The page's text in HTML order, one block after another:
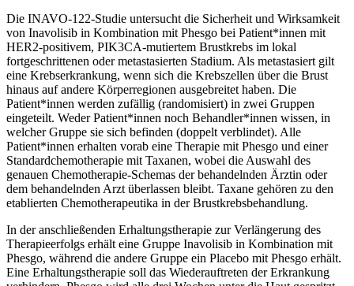
Die INAVO-122-Studie untersucht die Sicherheit und Wirksamkeit
von Inavolisib in Kombination mit Phesgo bei Patient*innen mit
HER2-positivem, PIK3CA-mutiertem Brustkrebs im lokal
fortgeschrittenen oder metastasierten Stadium. Als metastasiert gilt
eine Krebserkrankung, wenn sich die Krebszellen über die Brust
hinaus auf andere Körperregionen ausgebreitet haben. Die
Patient*innen werden zufällig (randomisiert) in zwei Gruppen
eingeteilt. Weder Patient*innen noch Behandler*innen wissen, in
welcher Gruppe sie sich befinden (doppelt verblindet). Alle
Patient*innen erhalten vorab eine Therapie mit Phesgo und einer
Standardchemotherapie mit Taxanen, wobei die Auswahl des
genauen Chemotherapie-Schemas der behandelnden Ärztin oder
dem behandelnden Arzt überlassen bleibt. Taxane gehören zu den
etablierten Chemotherapeutika in der Brustkrebsbehandlung.
In der anschließenden Erhaltungstherapie zur Verlängerung des
Therapieerfolgs erhält eine Gruppe Inavolisib in Kombination mit
Phesgo, während die andere Gruppe ein Placebo mit Phesgo erhält.
Eine Erhaltungstherapie soll das Wiederauftreten der Erkrankung